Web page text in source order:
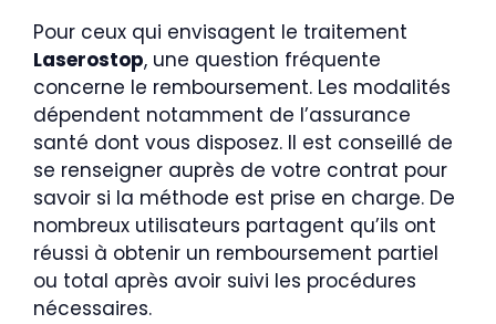
Pour ceux qui envisagent le traitement
Laserostop, une question fréquente
concerne le remboursement. Les modalités
dépendent notamment de l’assurance
santé dont vous disposez. Il est conseillé de
se renseigner auprès de votre contrat pour
savoir si la méthode est prise en charge. De
nombreux utilisateurs partagent qu’ils ont
réussi à obtenir un remboursement partiel
ou total après avoir suivi les procédures
nécessaires.